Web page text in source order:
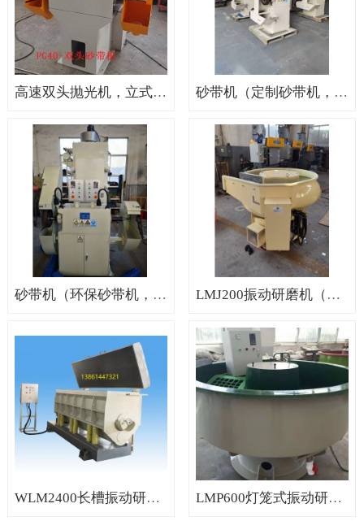
高速双头抛光机，立式抛光机，无锡抛光机 砂带机（定制砂带机，砂带机价格，砂带机厂家）
砂带机（环保砂带机，非标砂带机，砂带机价格） LMJ200振动研磨机（震动光饰机，研磨机设备，研磨机抛光机）
WLM2400长槽振动研磨机（方槽研磨机，直槽震动研磨机，江苏研磨机） LMP600灯笼式振动研磨机（台湾振动研磨机，台湾光饰机）